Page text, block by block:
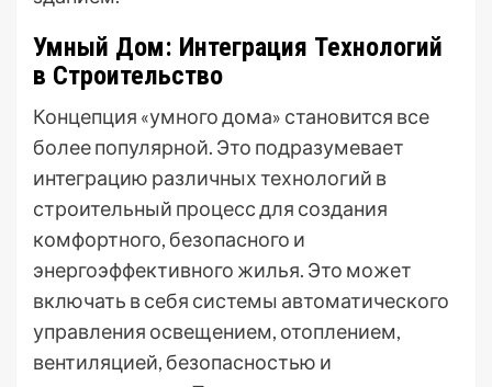
Умный Дом: Интеграция Технологий
в Строительство
Концепция «умного дома» становится все
более популярной. Это подразумевает
интеграцию различных технологий в
строительный процесс для создания
комфортного, безопасного и
энергоэффективного жилья. Это может
включать в себя системы автоматического
управления освещением, отоплением,
вентиляцией, безопасностью и